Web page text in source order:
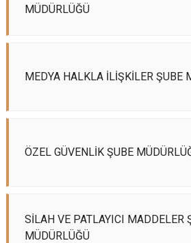
MÜDÜRLÜĞÜ
MEDYA HALKLA İLİŞKİLER ŞUBE
ÖZEL GÜVENLİK ŞUBE
SİLAH VE PATLAYICI MADDELER
MÜDÜRLÜĞÜ